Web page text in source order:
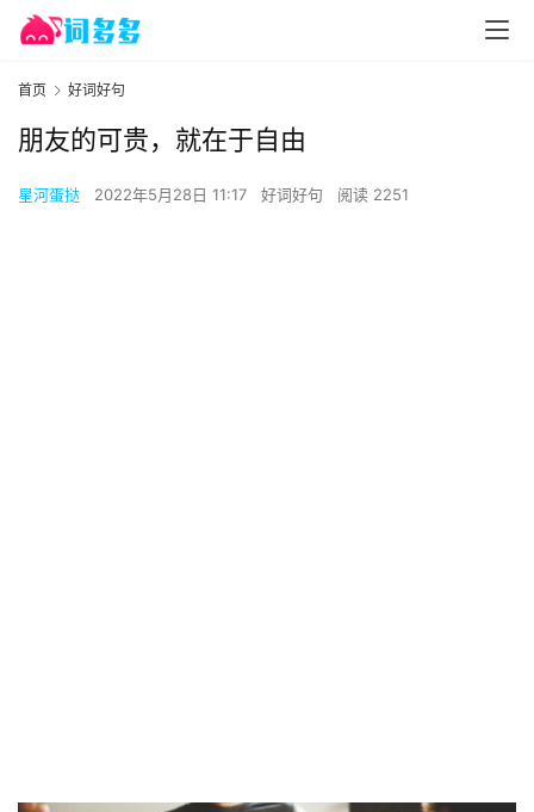
首页 好词好句
朋友的可贵，就在于自由
星河蛋挞 2022年5月28日 11:17 好词好句 阅读 2251